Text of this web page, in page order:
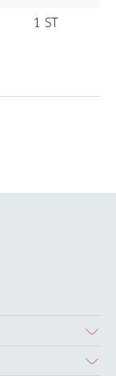
1 ST